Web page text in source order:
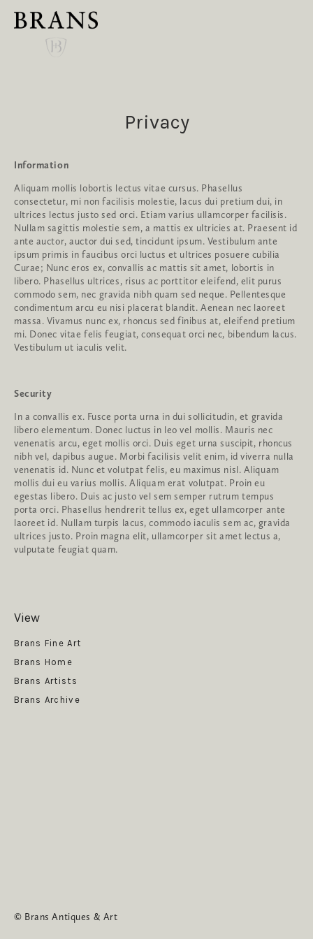
Privacy
Information
Aliquam mollis lobortis lectus vitae cursus. Phasellus
consectetur, mi non facilisis molestie, lacus dui pretium dui, in
ultrices lectus justo sed orci. Etiam varius ullamcorper facilisis.
Nullam sagittis molestie sem, a mattis ex ultricies at. Praesent id
ante auctor, auctor dui sed, tincidunt ipsum. Vestibulum ante
ipsum primis in faucibus orci luctus et ultrices posuere cubilia
Curae; Nunc eros ex, convallis ac mattis sit amet, lobortis in
libero. Phasellus ultrices, risus ac porttitor eleifend, elit purus
commodo sem, nec gravida nibh quam sed neque. Pellentesque
condimentum arcu eu nisi placerat blandit. Aenean nec laoreet
massa. Vivamus nunc ex, rhoncus sed finibus at, eleifend pretium
mi. Donec vitae felis feugiat, consequat orci nec, bibendum lacus.
Vestibulum ut iaculis velit.
Security
In a convallis ex. Fusce porta urna in dui sollicitudin, et gravida
libero elementum. Donec luctus in leo vel mollis. Mauris nec
venenatis arcu, eget mollis orci. Duis eget urna suscipit, rhoncus
nibh vel, dapibus augue. Morbi facilisis velit enim, id viverra nulla
venenatis id. Nunc et volutpat felis, eu maximus nisl. Aliquam
mollis dui eu varius mollis. Aliquam erat volutpat. Proin eu
egestas libero. Duis ac justo vel sem semper rutrum tempus
porta orci. Phasellus hendrerit tellus ex, eget ullamcorper ante
laoreet id. Nullam turpis lacus, commodo iaculis sem ac, gravida
ultrices justo. Proin magna elit, ullamcorper sit amet lectus a,
vulputate feugiat quam.
View
Brans Fine Art
Brans Home
Brans Artists
Brans Archive
© Brans Antiques & Art